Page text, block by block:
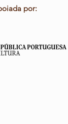
por: